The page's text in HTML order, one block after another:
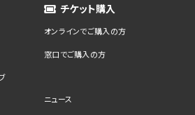
チケット購入
オンラインでご購入の方
窓口でご購入の方
ニュース